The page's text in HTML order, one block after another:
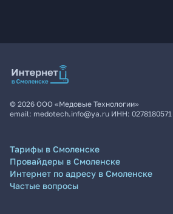
© 2026 ООО «Медовые Технологии»
email: medotech.info@ya.ru ИНН: 0278180571
Тарифы в Смоленске
Провайдеры в Смоленске
Интернет по адресу в Смоленске
Частые вопросы